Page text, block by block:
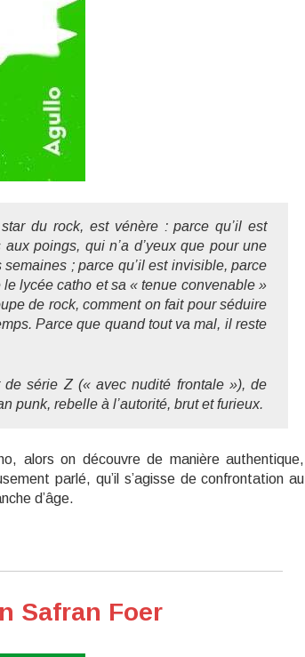
du rock, est vénère : parce qu’il est
poings, qui n’a d’yeux que pour une
; parce qu’il est invisible, parce
lycée catho et sa « tenue convenable »
de rock, comment on fait pour séduire
Parce que quand tout va mal, il reste
série Z (« avec nudité frontale »), de
punk, rebelle à l’autorité, brut et furieux.
alors on découvre de manière authentique,
parlé, qu’il s’agisse de confrontation au
d’âge.
Safran Foer